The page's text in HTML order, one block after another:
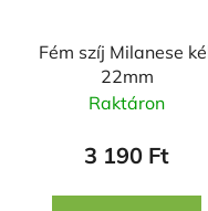
Fém szíj Milanese
22mm
Raktáron
3 190 Ft